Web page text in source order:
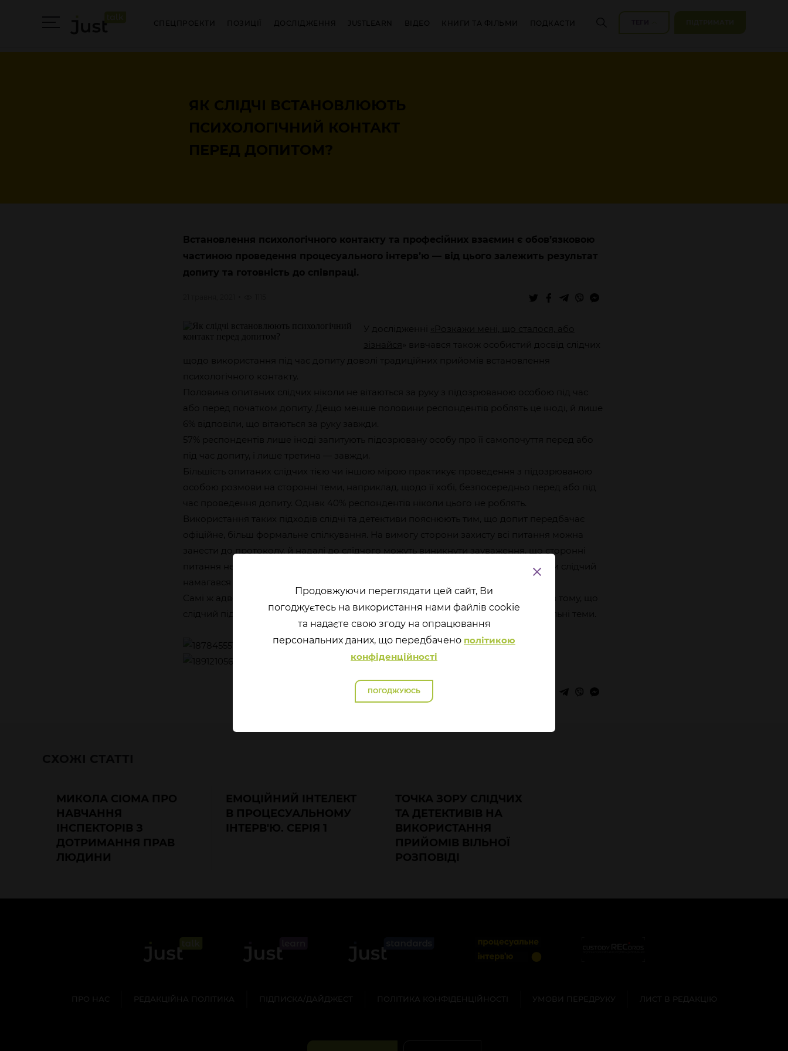
СПЕЦПРОЕКТИ ПОЗИЦІЇ ДОСЛІДЖЕННЯ JUSTLEARN ВІДЕО КНИГИ ТА ФІЛЬМИ ПОДКАСТИ
ЯК СЛІДЧІ ВСТАНОВЛЮЮТЬ
ПСИХОЛОГІЧНИЙ КОНТАКТ
ПЕРЕД ДОПИТОМ?
Встановлення психологічного контакту та професійних взаємин є обов’язковою
частиною проведення процесуального інтерв’ю — від цього залежить результат
допиту та готовність до співпраці.
У дослідженні
«Розкажи мені, що сталося, або
зізнайся
» вивчався також особистий досвід слідчих
щодо використання під час допиту доволі традиційних прийомів встановлення
психологічного контакту.
Половина опитаних слідчих ніколи не вітаються за руку з підозрюваною особою під час
або перед початком допиту. Дещо менше половини респондентів роблять це іноді, й лише
6% відповіли, що вітаються за руку завжди.
57% респондентів лише іноді запитують підозрювану особу про її самопочуття перед або
під час допиту, і лише третина — завжди.
Більшість опитаних слідчих тією чи іншою мірою практикує проведення з підозрюваною
особою розмови на сторонні теми, наприклад, щодо її хобі, безпосередньо перед або під
час проведення допиту. Однак 40% респондентів ніколи цього не роблять.
Використання таких підходів слідчі та детективи пояснюють тим, що допит передбачає
офіційне, більш формальне спілкування. На вимогу сторони захисту всі питання можна
занести до протоколу, й надалі до слідчого можуть виникнути зауваження, що сторонні
питання не стосуються кримінального провадження або ж що такими питаннями слідчий
намагався вплинути на підозрювану особу.
Самі ж адвокати під час фокус-групи повідомили, що вони не бачать проблеми в тому, що
слідчий під час допиту відходить від формальних питань і переходить на нейтральні теми.
МИКОЛА СІОМА ПРО
НАВЧАННЯ
ІНСПЕКТОРІВ З
ДОТРИМАННЯ ПРАВ
ЛЮДИНИ
ЕМОЦІЙНИЙ ІНТЕЛЕКТ
В ПРОЦЕСУАЛЬНОМУ
ІНТЕРВ'Ю. СЕРІЯ 1
ТОЧКА ЗОРУ СЛІДЧИХ
ТА ДЕТЕКТИВІВ НА
ВИКОРИСТАННЯ
ПРИЙОМІВ ВІЛЬНОЇ
РОЗПОВІДІ
Продовжуючи переглядати цей сайт, Ви
погоджуєтесь на використання нами файлів cookie
та надаєте свою згоду на опрацювання
перcональних даних, що передбачено політикою
конфіденційності
ПОГОДЖУЮСЬ
ПРО НАС РЕДАКЦІЙНА ПОЛІТИКА ПІДПИСКА/ДАЙДЖЕСТ ПОЛІТИКА КОНФІДЕНЦІЙНОСТІ УМОВИ ПЕРЕДРУКУ ЛИСТ В РЕДАКЦІЮ